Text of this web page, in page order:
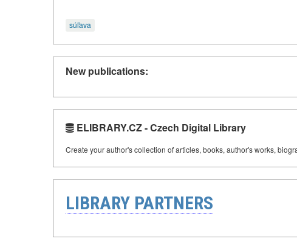
súľava
New publications:
ELIBRARY.CZ - Czech Digital Library
Create your author's collection of articles, books, author's works,
LIBRARY PARTNERS